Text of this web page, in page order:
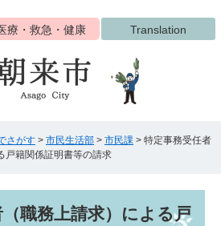
療・救急・健康 Translation
さがす > 市民生活部 > 市民課 > 特定事務受任者
戸籍関係証明書等の請求
職務上請求）による戸